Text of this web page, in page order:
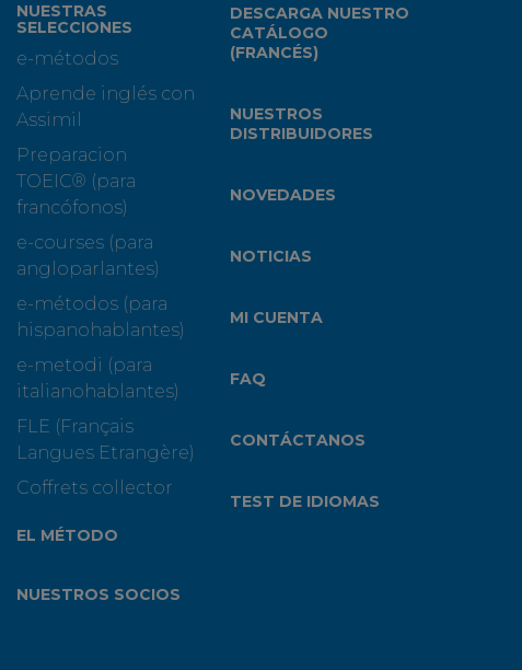
NUESTRAS
SELECCIONES
e-métodos
Aprende inglés con
Assimil
Preparacion
TOEIC® (para
francófonos)
e-courses (para
angloparlantes)
e-métodos (para
hispanohablantes)
e-metodi (para
italianohablantes)
FLE (Français
Langues Etrangère)
Coffrets collector
EL MÉTODO
NUESTROS SOCIOS
DESCARGA NUESTRO
CATÁLOGO
(FRANCÉS)
NUESTROS
DISTRIBUIDORES
NOVEDADES
NOTICIAS
MI CUENTA
FAQ
CONTÁCTANOS
TEST DE IDIOMAS